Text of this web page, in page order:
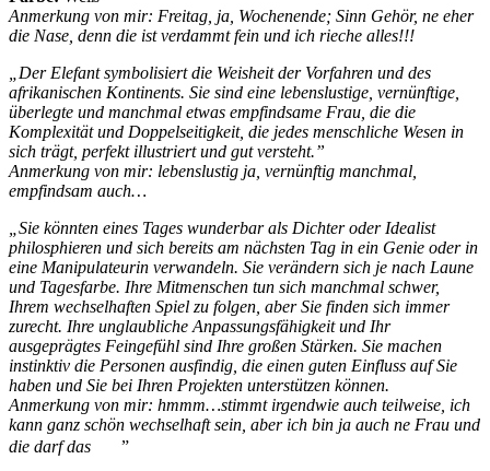
Anmerkung von mir: Freitag, ja, Wochenende; Sinn Gehör, ne eher
die Nase, denn die ist verdammt fein und ich rieche alles!!!
„Der Elefant symbolisiert die Weisheit der Vorfahren und des
afrikanischen Kontinents. Sie sind eine lebenslustige, vernünftige,
überlegte und manchmal etwas empfindsame Frau, die die
Komplexität und Doppelseitigkeit, die jedes menschliche Wesen in
sich trägt, perfekt illustriert und gut versteht.”
Anmerkung von mir: lebenslustig ja, vernünftig manchmal,
empfindsam auch…
„Sie könnten eines Tages wunderbar als Dichter oder Idealist
philosphieren und sich bereits am nächsten Tag in ein Genie oder in
eine Manipulateurin verwandeln. Sie verändern sich je nach Laune
und Tagesfarbe. Ihre Mitmenschen tun sich manchmal schwer,
Ihrem wechselhaften Spiel zu folgen, aber Sie finden sich immer
zurecht. Ihre unglaubliche Anpassungsfähigkeit und Ihr
ausgeprägtes Feingefühl sind Ihre großen Stärken. Sie machen
instinktiv die Personen ausfindig, die einen guten Einfluss auf Sie
haben und Sie bei Ihren Projekten unterstützen können.
Anmerkung von mir: hmmm…stimmt irgendwie auch teilweise, ich
kann ganz schön wechselhaft sein, aber ich bin ja auch ne Frau und
die darf das
”